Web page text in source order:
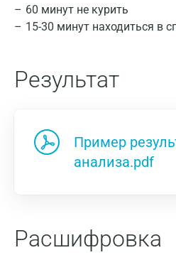
60 минут не курить
15-30 минут находиться в
Результат
Пример
анализа.pdf
Расшифровка